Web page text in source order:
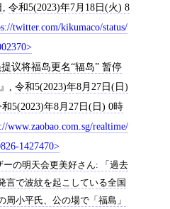
令和5(2023)年7月18日(火) 8
twitter.com/kikumaco/status/
议将福岛更名“辐岛” 暂停
令和5(2023)年8月27日(日)
和5(2023)年8月27日(日) 0時
www.zaobao.com.sg/realtime/
1427470
ーの明天会更美好さん: 「過去
言で波紋を起こしている全国
周小平氏、公の場で「福島」